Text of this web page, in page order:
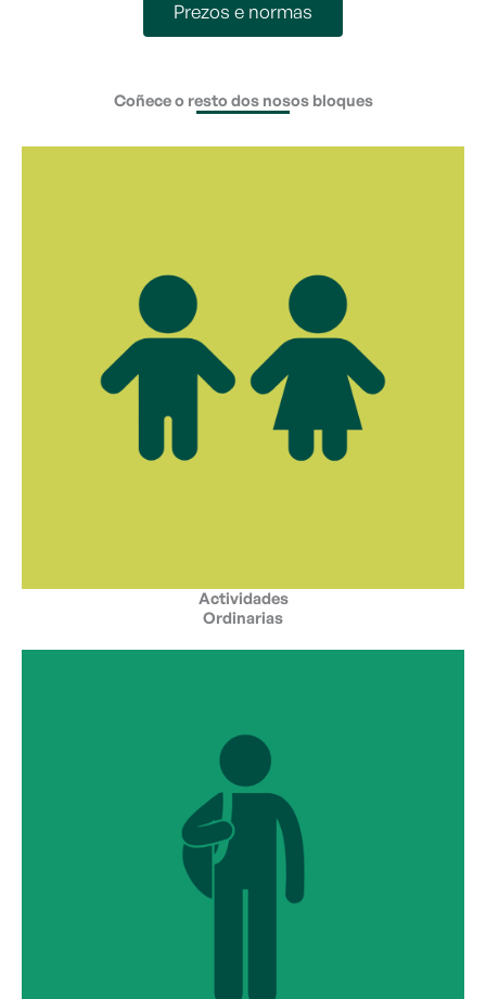
Prezos e normas
Coñece o resto dos nosos bloques
Actividades
Ordinarias